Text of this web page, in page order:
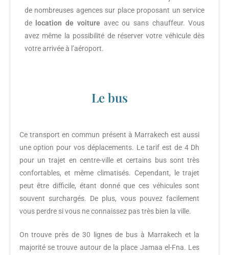
de nombreuses agences sur place proposant un service
de
location de voiture avec ou sans chauffeur. Vous
avez même la possibilité de réserver votre véhicule dès
votre arrivée à l’aéroport.
Le bus
Ce transport en commun présent à Marrakech est aussi
une option pour vos déplacements. Le tarif est de 4 Dh
pour un trajet en centre-ville et certains bus sont très
confortables, et même climatisés. Cependant, le trajet
peut être difficile, étant donné que ces véhicules sont
souvent surchargés. De plus, vous pouvez facilement
vous perdre si vous ne connaissez pas très bien la ville.
On trouve près de 30 lignes de bus à Marrakech et la
majorité se trouve autour de la place Jamaa el-Fna. Les